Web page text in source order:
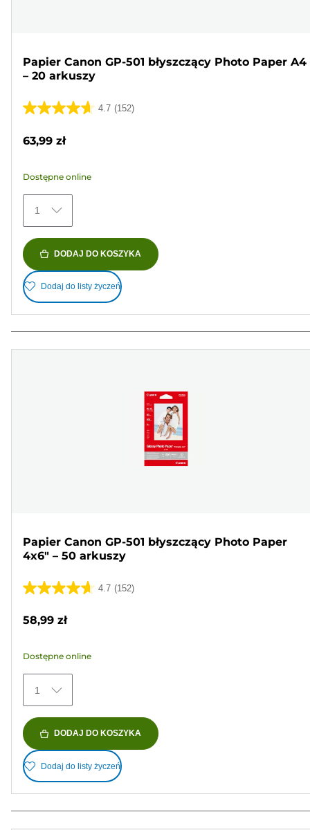
Papier Canon GP-501 błyszczący Photo Paper A4
– 20 arkuszy
4.7 (152)
4.7
5
152
Recenzji
63,99 zł
Dostępne online
1
DODAJ DO KOSZYKA
Dodaj do listy życzeń
Papier Canon GP-501 błyszczący Photo Paper
4x6" – 50 arkuszy
4.7 (152)
4.7
5
152
Recenzji
58,99 zł
Dostępne online
1
DODAJ DO KOSZYKA
Dodaj do listy życzeń